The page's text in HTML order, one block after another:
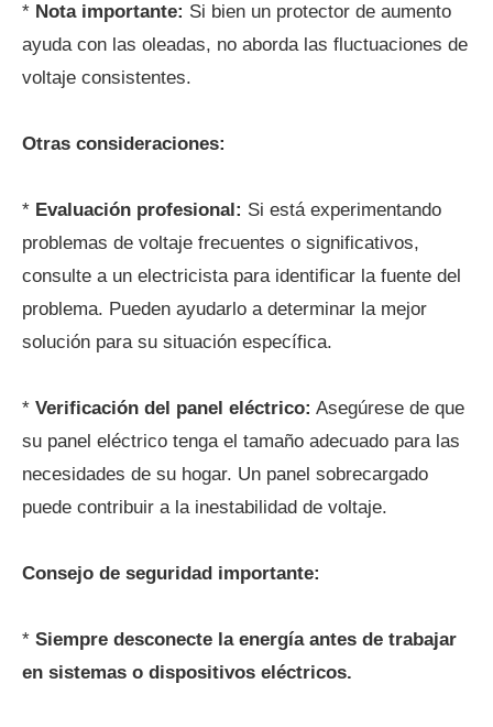
* Nota importante: Si bien un protector de aumento
ayuda con las oleadas, no aborda las fluctuaciones de
voltaje consistentes.
Otras consideraciones:
* Evaluación profesional: Si está experimentando
problemas de voltaje frecuentes o significativos,
consulte a un electricista para identificar la fuente del
problema. Pueden ayudarlo a determinar la mejor
solución para su situación específica.
* Verificación del panel eléctrico: Asegúrese de que
su panel eléctrico tenga el tamaño adecuado para las
necesidades de su hogar. Un panel sobrecargado
puede contribuir a la inestabilidad de voltaje.
Consejo de seguridad importante:
* Siempre desconecte la energía antes de trabajar
en sistemas o dispositivos eléctricos.